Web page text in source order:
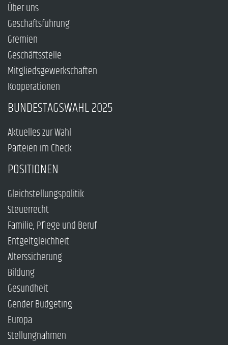
Über uns
Geschäftsführung
Gremien
Geschäftsstelle
Mitgliedsgewerkschaften
Kooperationen
BUNDESTAGSWAHL 2025
Aktuelles zur Wahl
Parteien im Check
POSITIONEN
Gleichstellungspolitik
Steuerrecht
Familie, Pflege und Beruf
Entgeltgleichheit
Alterssicherung
Bildung
Gesundheit
Gender Budgeting
Europa
Stellungnahmen